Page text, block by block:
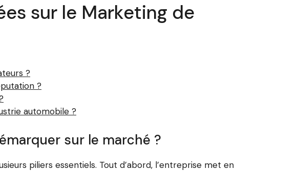
sur le Marketing de
?
?
automobile ?
sur le marché ?
piliers essentiels. Tout d’abord, l’entreprise met en